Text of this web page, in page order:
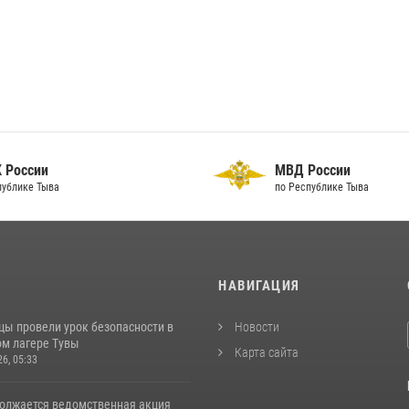
Тыва
МВД России
по Республике Тыва
провели урок безопасности в
лагере Тувы
05:33
ведомственная акция
НАВИГАЦИЯ
Новости
Карта сайта